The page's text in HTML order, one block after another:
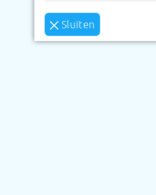
Klik op een object om het
Object 90 graden
Sluiten